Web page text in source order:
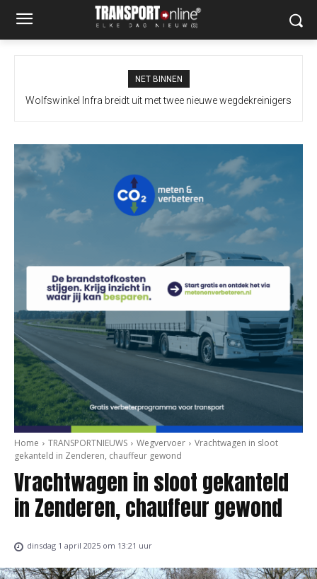
NET BINNEN
Wolfswinkel Infra breidt uit met twee nieuwe wegdekreinigers
Home TRANSPORTNIEUWS Wegvervoer
Vrachtwagen in sloot
gekanteld in Zenderen, chauffeur gewond
Vrachtwagen in sloot gekanteld
in Zenderen, chauffeur gewond
dinsdag 1 april 2025 om 13:21 uur